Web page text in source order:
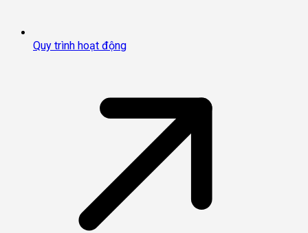
Quy trình hoạt động